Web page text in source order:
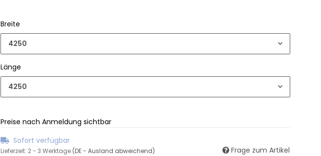
Breite
4250
Länge
4250
Preise nach Anmeldung sichtbar
Sofort verfügbar
Lieferzeit: 2 - 3 Werktage (DE - Ausland abweichend) Frage zum Artikel